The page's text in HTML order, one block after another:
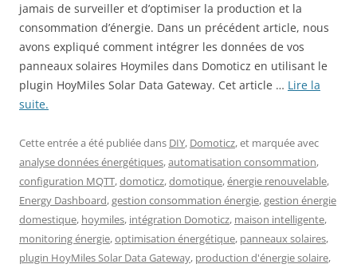
jamais de surveiller et d’optimiser la production et la
consommation d’énergie. Dans un précédent article, nous
avons expliqué comment intégrer les données de vos
panneaux solaires Hoymiles dans Domoticz en utilisant le
plugin HoyMiles Solar Data Gateway. Cet article … Lire la
suite.
Cette entrée a été publiée dans DIY, Domoticz, et marquée avec
analyse données énergétiques,automatisation consommation,
configuration MQTT,domoticz,domotique,énergie renouvelable,
Energy Dashboard,gestion consommation énergie,gestion énergie
domestique, hoymiles, intégration Domoticz, maison intelligente,
monitoring énergie,optimisation énergétique, panneaux solaires,
plugin HoyMiles Solar Data Gateway, production d'énergie solaire,